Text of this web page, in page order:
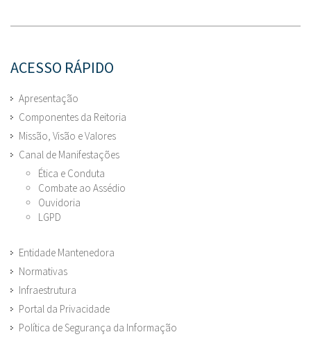
ACESSO RÁPIDO
Apresentação
Componentes da Reitoria
Missão, Visão e Valores
Canal de Manifestações
Ética e Conduta
Combate ao Assédio
Ouvidoria
LGPD
Entidade Mantenedora
Normativas
Infraestrutura
Portal da Privacidade
Política de Segurança da Informação